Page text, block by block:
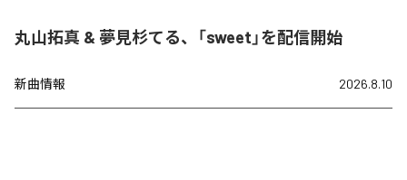
丸山拓真 & 夢見杉てる、「sweet」を配信開始
新曲情報 2026.8.10